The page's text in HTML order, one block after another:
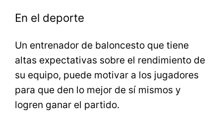
En el deporte
Un entrenador de baloncesto que tiene
altas expectativas sobre el rendimiento de
su equipo, puede motivar a los jugadores
para que den lo mejor de sí mismos y
logren ganar el partido.